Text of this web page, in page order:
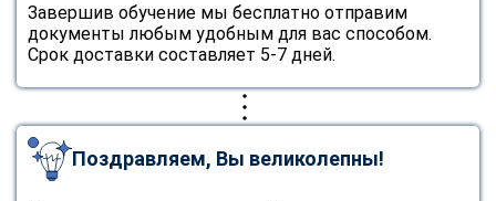
Завершив обучение мы бесплатно отправим
документы любым удобным для вас способом.
Срок доставки составляет 5-7 дней.
Поздравляем, Вы великолепны!